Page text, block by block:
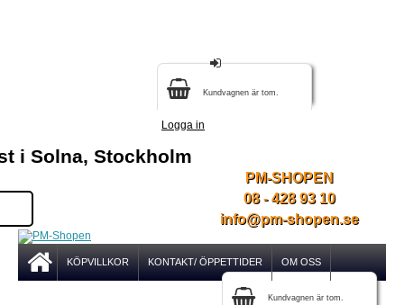
Kundvagnen är tom.
Logga in
i Solna, Stockholm
PM-SHOPEN
08 - 428 93 10
info@pm-shopen.se
KÖPVILLKOR KONTAKT/ ÖPPETTIDER OM OSS
Kundvagnen är tom.